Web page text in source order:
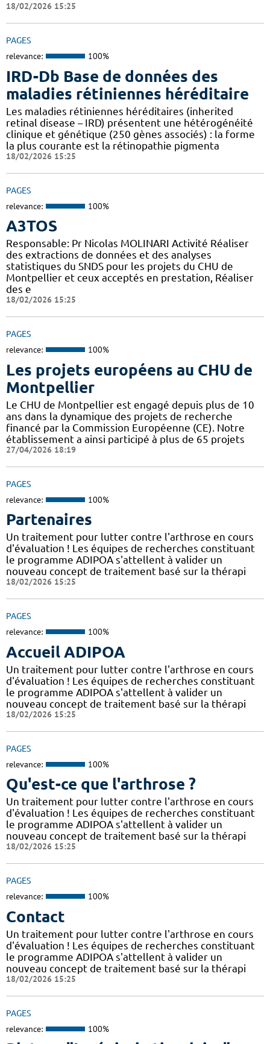
18/02/2026 15:25
PAGES
relevance: 100%
IRD-Db Base de données des
maladies rétiniennes héréditaire
Les maladies rétiniennes héréditaires (inherited
retinal disease – IRD) présentent une hétérogénéité
clinique et génétique (250 gènes associés) : la forme
la plus courante est la rétinopathie pigmenta
18/02/2026 15:25
PAGES
relevance: 100%
A3TOS
Responsable: Pr Nicolas MOLINARI Activité Réaliser
des extractions de données et des analyses
statistiques du SNDS pour les projets du CHU de
Montpellier et ceux acceptés en prestation, Réaliser
des e
18/02/2026 15:25
PAGES
relevance: 100%
Les projets européens au CHU de
Montpellier
Le CHU de Montpellier est engagé depuis plus de 10
ans dans la dynamique des projets de recherche
financé par la Commission Européenne (CE). Notre
établissement a ainsi participé à plus de 65 projets
27/04/2026 18:19
PAGES
relevance: 100%
Partenaires
Un traitement pour lutter contre l'arthrose en cours
d'évaluation ! Les équipes de recherches constituant
le programme ADIPOA s'attellent à valider un
nouveau concept de traitement basé sur la thérapi
18/02/2026 15:25
PAGES
relevance: 100%
Accueil ADIPOA
Un traitement pour lutter contre l'arthrose en cours
d'évaluation ! Les équipes de recherches constituant
le programme ADIPOA s'attellent à valider un
nouveau concept de traitement basé sur la thérapi
18/02/2026 15:25
PAGES
relevance: 100%
Qu'est-ce que l'arthrose ?
Un traitement pour lutter contre l'arthrose en cours
d'évaluation ! Les équipes de recherches constituant
le programme ADIPOA s'attellent à valider un
nouveau concept de traitement basé sur la thérapi
18/02/2026 15:25
PAGES
relevance: 100%
Contact
Un traitement pour lutter contre l'arthrose en cours
d'évaluation ! Les équipes de recherches constituant
le programme ADIPOA s'attellent à valider un
nouveau concept de traitement basé sur la thérapi
18/02/2026 15:25
PAGES
relevance: 100%